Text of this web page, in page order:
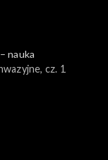
nauka
cz. 1